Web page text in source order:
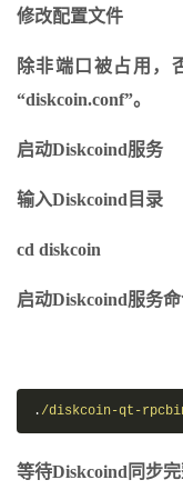
修改配置文件
除非端口被占用，
“diskcoin.conf”。
启动Diskcoind服务
输入Diskcoind目录
cd diskcoin
启动Diskcoind服务
. /diskcoin-qt-
等待Diskcoind同步